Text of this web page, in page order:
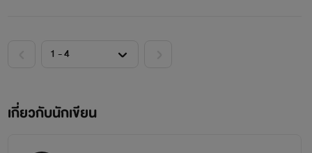
เกี่ยวกับนักเขียน